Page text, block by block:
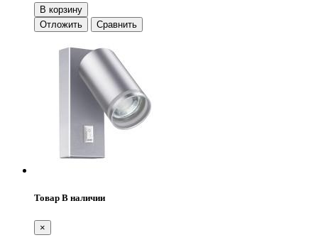
В корзину
Отложить
Сравнить
Товар В наличии
×